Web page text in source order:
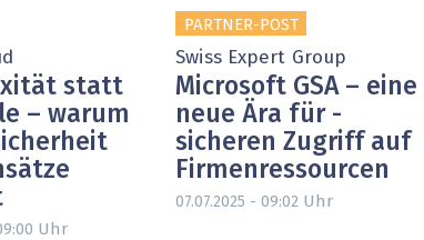
statt
– warum
Uhr
PARTNER-POST
Swiss Expert Group
Microsoft GSA – eine
neue Ära für ­
sicheren Zugriff auf
Firmenressourcen
07.07.2025 - 09:02 Uhr